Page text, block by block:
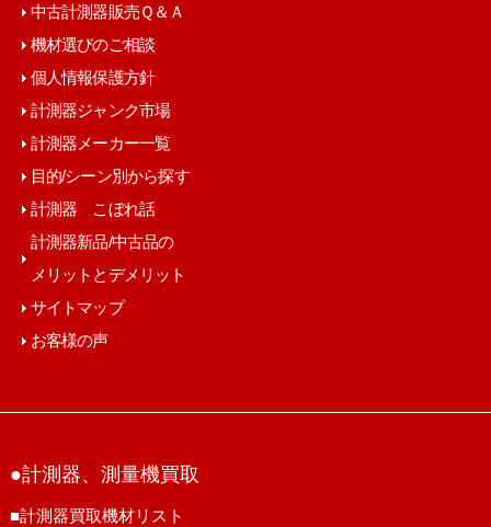
中古計測器販売Ｑ＆Ａ
機材選びのご相談
個人情報保護方針
計測器ジャンク市場
計測器メーカー一覧
目的/シーン別から探す
計測器 こぼれ話
計測器新品/中古品の
メリットとデメリット
サイトマップ
お客様の声
●計測器、測量機買取
■計測器買取機材リスト